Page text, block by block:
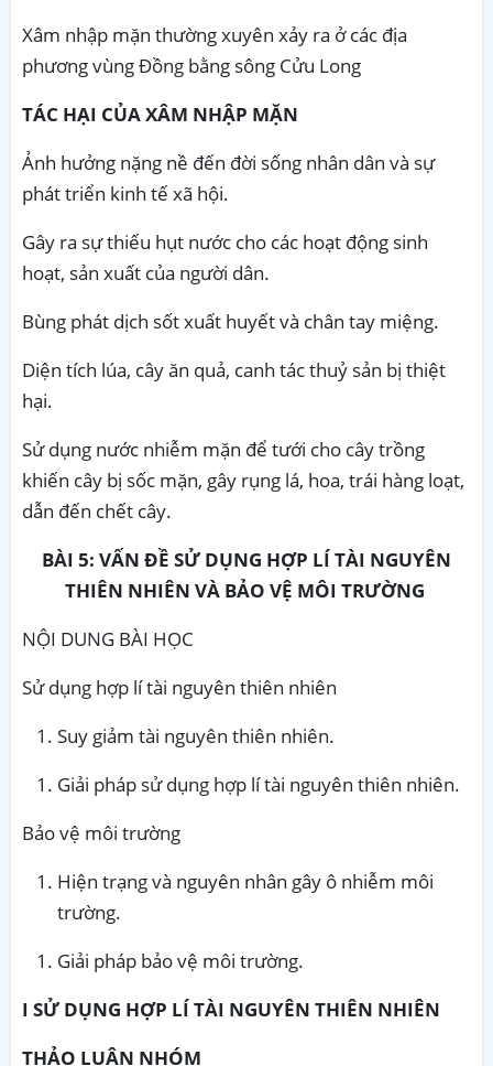
Xâm nhập mặn thường xuyên xảy ra ở các địa
phương vùng Đồng bằng sông Cửu Long
TÁC HẠI CỦA XÂM NHẬP MẶN
Ảnh hưởng nặng nề đến đời sống nhân dân và sự
phát triển kinh tế xã hội.
Gây ra sự thiếu hụt nước cho các hoạt động sinh
hoạt, sản xuất của người dân.
Bùng phát dịch sốt xuất huyết và chân tay miệng.
Diện tích lúa, cây ăn quả, canh tác thuỷ sản bị thiệt
hại.
Sử dụng nước nhiễm mặn để tưới cho cây trồng
khiến cây bị sốc mặn, gây rụng lá, hoa, trái hàng loạt,
dẫn đến chết cây.
BÀI 5: VẤN ĐỀ SỬ DỤNG HỢP LÍ TÀI NGUYÊN
THIÊN NHIÊN VÀ BẢO VỆ MÔI TRƯỜNG
NỘI DUNG BÀI HỌC
Sử dụng hợp lí tài nguyên thiên nhiên
Suy giảm tài nguyên thiên nhiên.
Giải pháp sử dụng hợp lí tài nguyên thiên nhiên.
Bảo vệ môi trường
Hiện trạng và nguyên nhân gây ô nhiễm môi
trường.
Giải pháp bảo vệ môi trường.
I SỬ DỤNG HỢP LÍ TÀI NGUYÊN THIÊN NHIÊN
THẢO LUẬN NHÓM